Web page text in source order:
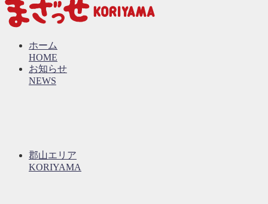
ホーム
HOME
お知らせ
NEWS
郡山エリア
KORIYAMA